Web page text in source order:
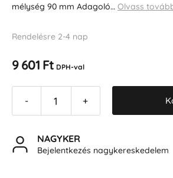
mélység 90 mm Adagoló… Olvass
Rendelésre 2-4 nap
9 601 Ft DPH-val
- +
NAGYKER
Bejelentkezés nagykereskedelem